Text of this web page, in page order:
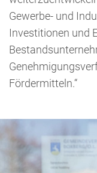
Gewerbe- und
Investitionen und
Fördermitteln.“